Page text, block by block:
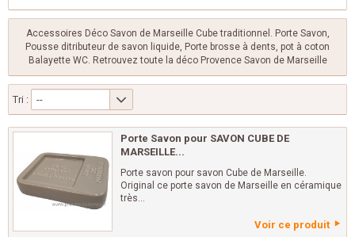
Accessoires Déco Savon de Marseille Cube traditionnel. Porte Savon,
Pousse ditributeur de savon liquide, Porte brosse à dents, pot à coton
Balayette WC. Retrouvez toute la déco Provence Savon de Marseille
Tri : --
Porte Savon pour SAVON CUBE DE
MARSEILLE...
Porte savon pour savon Cube de Marseille.
Original ce porte savon de Marseille en céramique
très...
Voir ce produit